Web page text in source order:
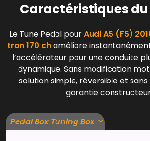
Caractéristiques
Le Tune Pedal pourAudi A5 (F5)
tron 170 chaméliore
l’accélérateur pour une conduite
dynamique. Sans modification
solution simple, réversible et
garantie